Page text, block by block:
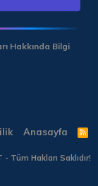
Hakkında Bilgi
Anasayfa
R
S
Tüm Hakları Saklıdır!